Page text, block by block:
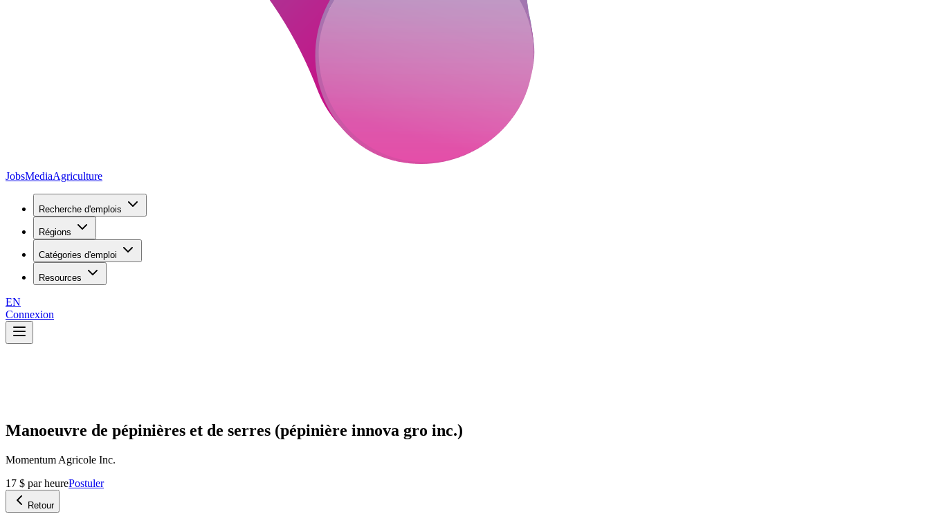
JobsMediaAgriculture
Recherche d'emplois
Régions
Catégories d'emploi
Resources
EN
Connexion
Manoeuvre de pépinières et de serres (pépinière innova gro inc.)
Momentum Agricole Inc.
17 $ par heurePostuler
Retour